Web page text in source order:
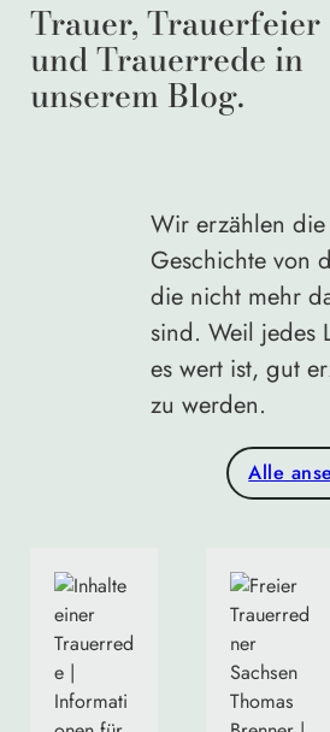
Trauer, Trauerfeier
und Trauerrede in
unserem Blog.
Wir erzählen die
Geschichte von
die nicht mehr
sind. Weil jedes
es wert ist, gut
zu werden.
Alle